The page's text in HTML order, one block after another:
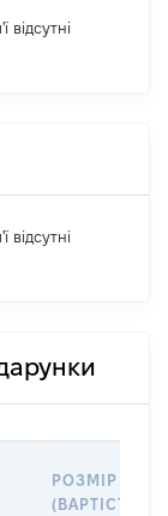
відсутні
відсутні
РОЗМІР
(ВАРТІСТЬ)